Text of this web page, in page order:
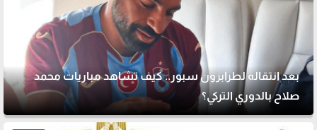
بعد انتقاله لطرابزون سبور.. كيف تشاهد مباريات محمد
صلاح بالدوري التركي؟